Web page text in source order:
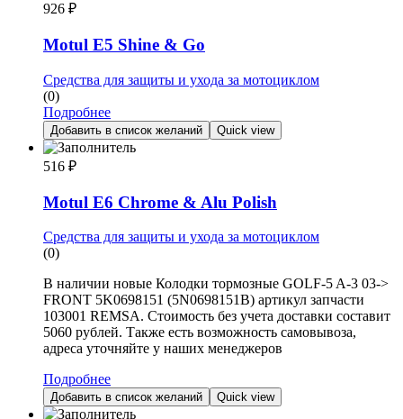
926 ₽
Motul E5 Shine & Go
Средства для защиты и ухода за мотоциклом
(0)
Подробнее
Добавить в список желаний Quick view
516 ₽
Motul E6 Chrome & Alu Polish
Средства для защиты и ухода за мотоциклом
(0)
В наличии новые Колодки тормозные GOLF-5 A-3 03->
FRONT 5K0698151 (5N0698151B) артикул запчасти
103001 REMSA. Стоимость без учета доставки составит
5060 рублей. Также есть возможность самовывоза,
адреса уточняйте у наших менеджеров
Подробнее
Добавить в список желаний Quick view